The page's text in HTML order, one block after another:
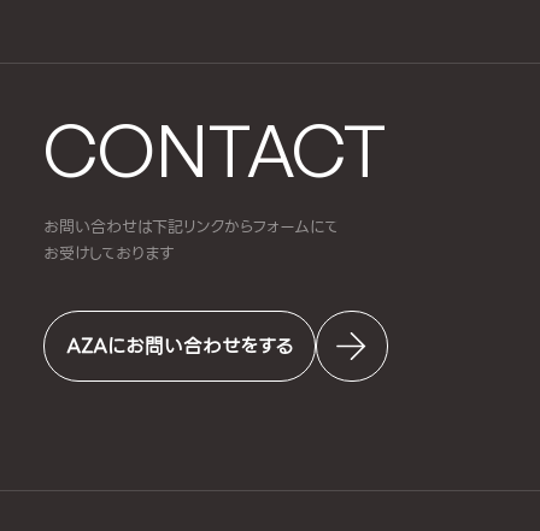
CONTACT
お問い合わせは下記リンクからフォームにて
お受けしております
AZAにお問い合わせをする